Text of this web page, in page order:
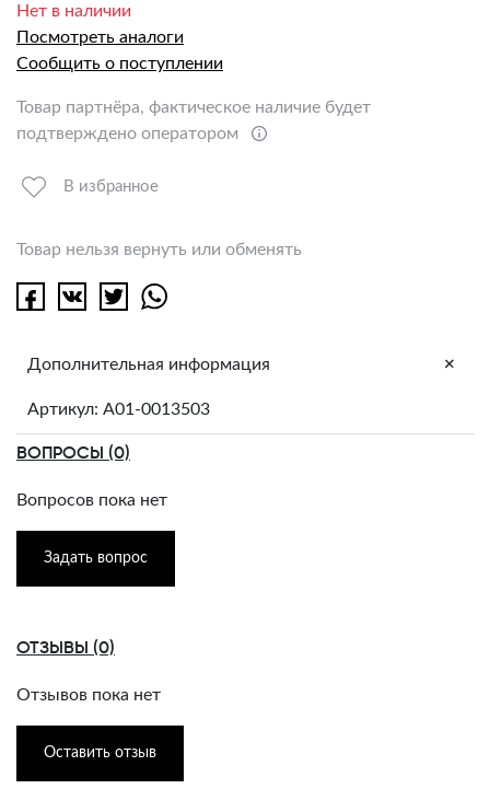
Нет в наличии
Посмотреть аналоги
Сообщить о поступлении
Товар партнёра, фактическое наличие будет
подтверждено оператором
В избранное
Товар нельзя вернуть или обменять
Дополнительная информация +
Артикул: A01-0013503
ВОПРОСЫ (0)
Вопросов пока нет
Задать вопрос
ОТЗЫВЫ (0)
Отзывов пока нет
Оставить отзыв